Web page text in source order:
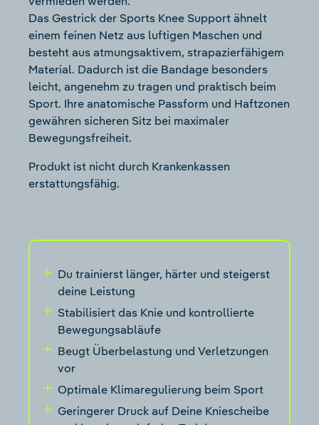
Das Gestrick der Sports Knee Support ähnelt
einem feinen Netz aus luftigen Maschen und
besteht aus atmungsaktivem, strapazierfähigem
Material. Dadurch ist die Bandage besonders
leicht, angenehm zu tragen und praktisch beim
Sport. Ihre anatomische Passform und Haftzonen
gewähren sicheren Sitz bei maximaler
Bewegungsfreiheit.
Produkt ist nicht durch Krankenkassen
erstattungsfähig.
Du trainierst länger, härter und steigerst
deine Leistung
Stabilisiert das Knie und kontrollierte
Bewegungsabläufe
Beugt Überbelastung und Verletzungen
vor
Optimale Klimaregulierung beim Sport
Geringerer Druck auf Deine Kniescheibe